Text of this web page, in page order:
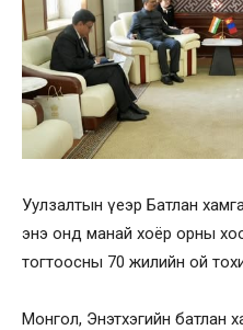
Уулзалтын үеэр Батлан
энэ онд манай хоёр орны
тогтоосны 70 жилийн ой
Монгол, Энэтхэгийн батлан